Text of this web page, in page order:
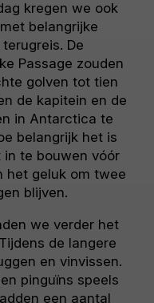
kregen we ook
belangrijke
De
Passage zouden
golven tot tien
de kapitein en de
in Antarctica te
belangrijk het is
te bouwen vóór
het geluk om twee
blijven.
we verder het
de langere
en vinvissen.
pinguïns speels
een aantal